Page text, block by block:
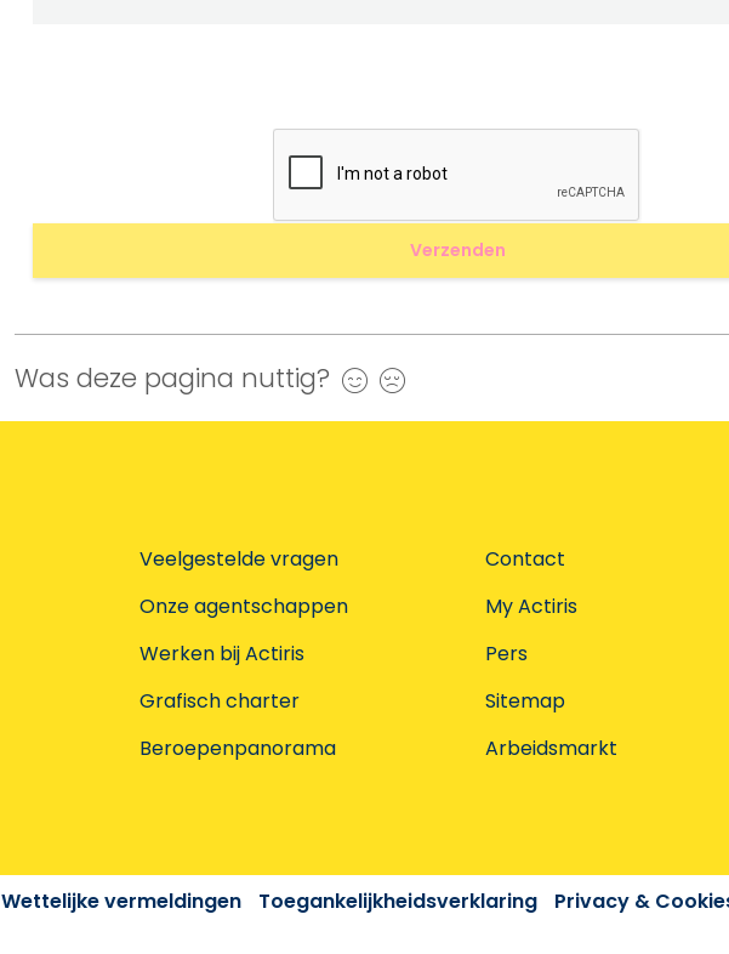
Was deze pagina nuttig? Ja
Veelgestelde vragen
Onze agentschappen
Werken bij Actiris
Grafisch charter
Beroepenpanorama
Contact
My Actiris
Pers
Sitemap
Arbeidsmarkt
Wettelijke vermeldingen Toegankelijkheidsverklaring Privacy &